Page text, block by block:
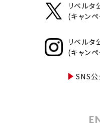
リベルタ
(キャン
リベル
(キャン
SNS